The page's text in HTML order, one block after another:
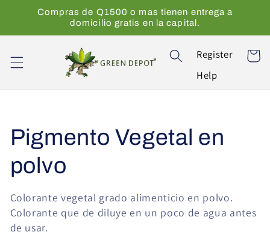
directamente
Compras de Q1500 o mas tienen entrega a
domicilio gratis en la capital.
Register
Help
Carrito
C
o
l
e
Pigmento Vegetal en
polvo
Colorante vegetal grado alimenticio en polvo.
Colorante que de diluye en un poco de agua antes
de usar.